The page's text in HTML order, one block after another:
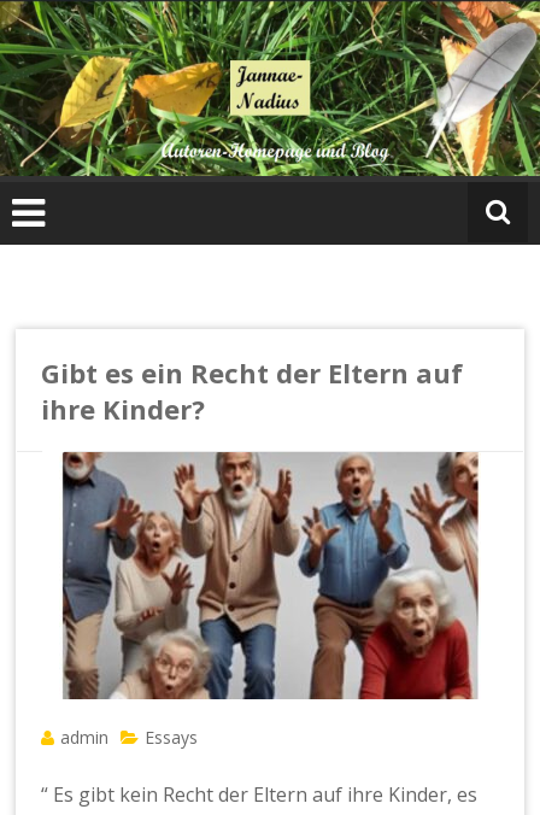
Zum
Inhalt
springen
Gibt es ein Recht der Eltern auf
ihre Kinder?
admin Essays
“ Es gibt kein Recht der Eltern auf ihre Kinder, es